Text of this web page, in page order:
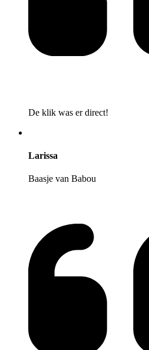
De klik was er direct!
Larissa
Baasje van Babou